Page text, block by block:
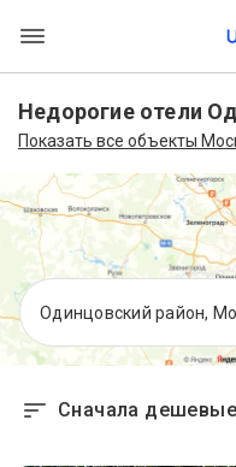
Недорогие отели
Показать все объекты
Сначала дешевые